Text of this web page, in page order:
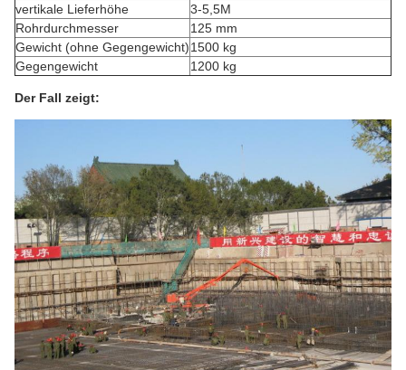
vertikale Lieferhöhe
3-5,5M
Rohrdurchmesser
125 mm
Gewicht (ohne Gegengewicht)1500 kg
Gegengewicht
1200 kg
Der Fall zeigt: